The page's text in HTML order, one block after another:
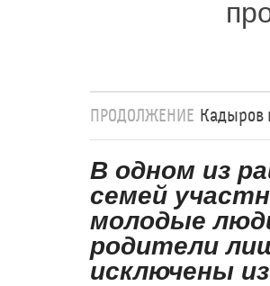
ПРОДОЛЖЕНИЕ Кадыров
В одном из
семей
молодые
родители
исключены